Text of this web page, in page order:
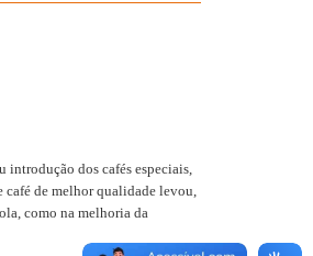
dos cafés especiais,
de melhor qualidade levou,
como na melhoria da